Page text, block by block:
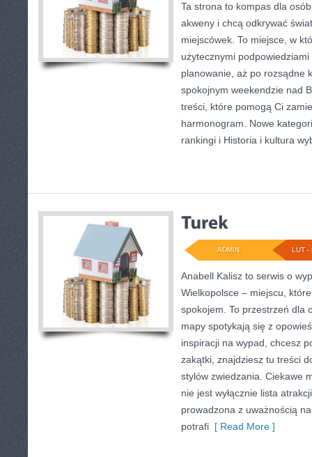
Ta strona to kompas dla
akweny i chcą odkrywać
miejscówek. To miejsce, w
użytecznymi
planowanie, aż po rozsądne
spokojnym weekendzie nad
treści, które pomogą Ci
harmonogram. Nowe
rankingi i Historia i kultura
LUT -
ADMIN
Anabell Kalisz to serwis o
Wielkopolsce – miejscu,
spokojem. To przestrzeń dla
mapy spotykają się z
inspiracji na wypad, chcesz
zakątki, znajdziesz tu treści
stylów zwiedzania. Ciekawe
nie jest wyłącznie lista
prowadzona z uważnością
potrafi [ Read More ]